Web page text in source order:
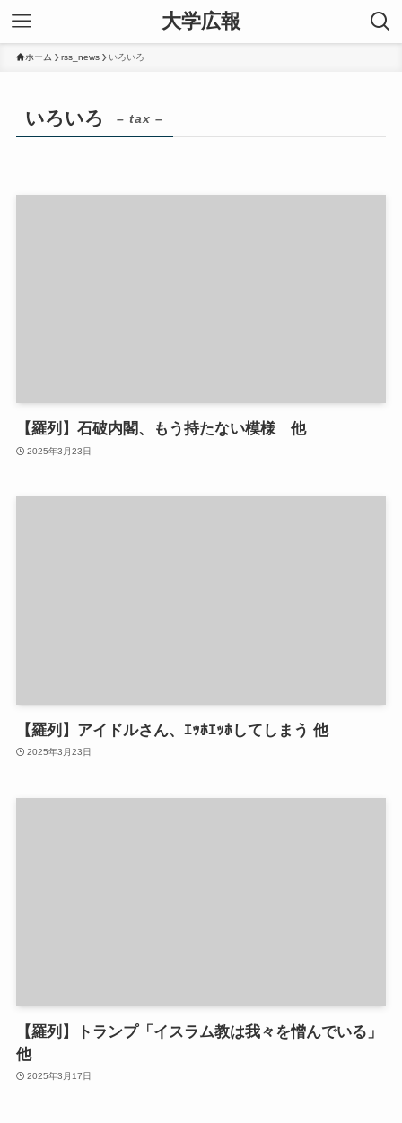
大学広報
ホーム rss_news いろいろ
いろいろ – tax –
【羅列】石破内閣、もう持たない模様 他
2025年3月23日
【羅列】アイドルさん、ｴｯﾎｴｯﾎしてしまう 他
2025年3月23日
【羅列】トランプ「イスラム教は我々を憎んでいる」
他
2025年3月17日